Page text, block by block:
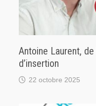
Antoine Laurent,
d’insertion
22 octobre 2025